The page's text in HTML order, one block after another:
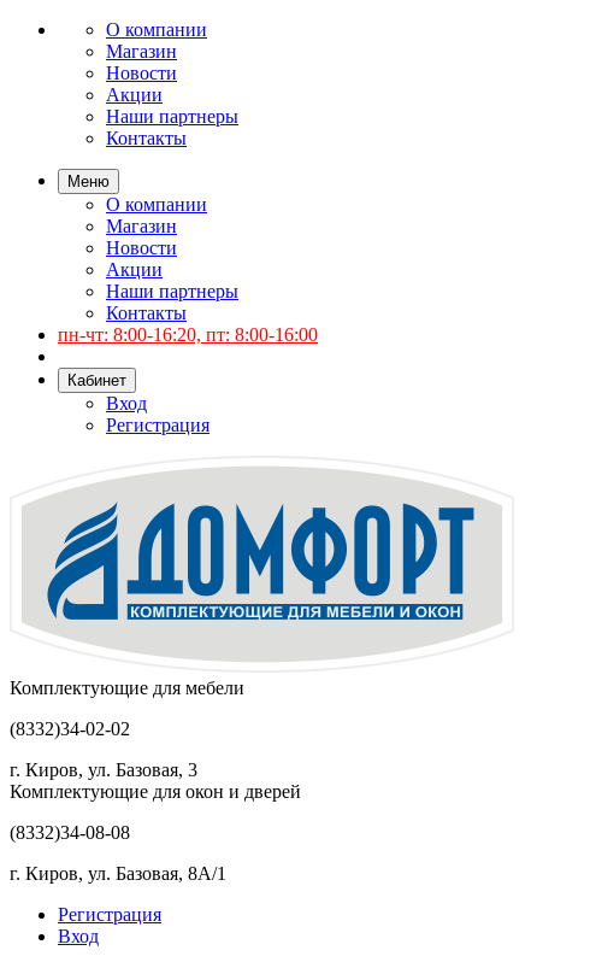
О компании
Магазин
Новости
Акции
Наши партнеры
Контакты
Меню
О компании
Магазин
Новости
Акции
Наши партнеры
Контакты
пн-чт: 8:00-16:20, пт: 8:00-16:00
Кабинет
Вход
Регистрация
Комплектующие для мебели
(8332)34-02-02
г. Киров, ул. Базовая, 3
Комплектующие для окон и дверей
(8332)34-08-08
г. Киров, ул. Базовая, 8А/1
Регистрация
Вход